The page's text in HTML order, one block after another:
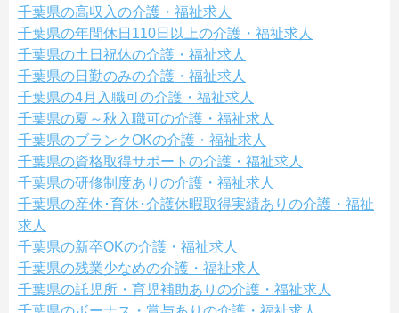
千葉県の高収入の介護・福祉求人
千葉県の年間休日110日以上の介護・福祉求人
千葉県の土日祝休の介護・福祉求人
千葉県の日勤のみの介護・福祉求人
千葉県の4月入職可の介護・福祉求人
千葉県の夏～秋入職可の介護・福祉求人
千葉県のブランクOKの介護・福祉求人
千葉県の資格取得サポートの介護・福祉求人
千葉県の研修制度ありの介護・福祉求人
千葉県の産休･育休･介護休暇取得実績ありの介護・福祉
求人
千葉県の新卒OKの介護・福祉求人
千葉県の残業少なめの介護・福祉求人
千葉県の託児所・育児補助ありの介護・福祉求人